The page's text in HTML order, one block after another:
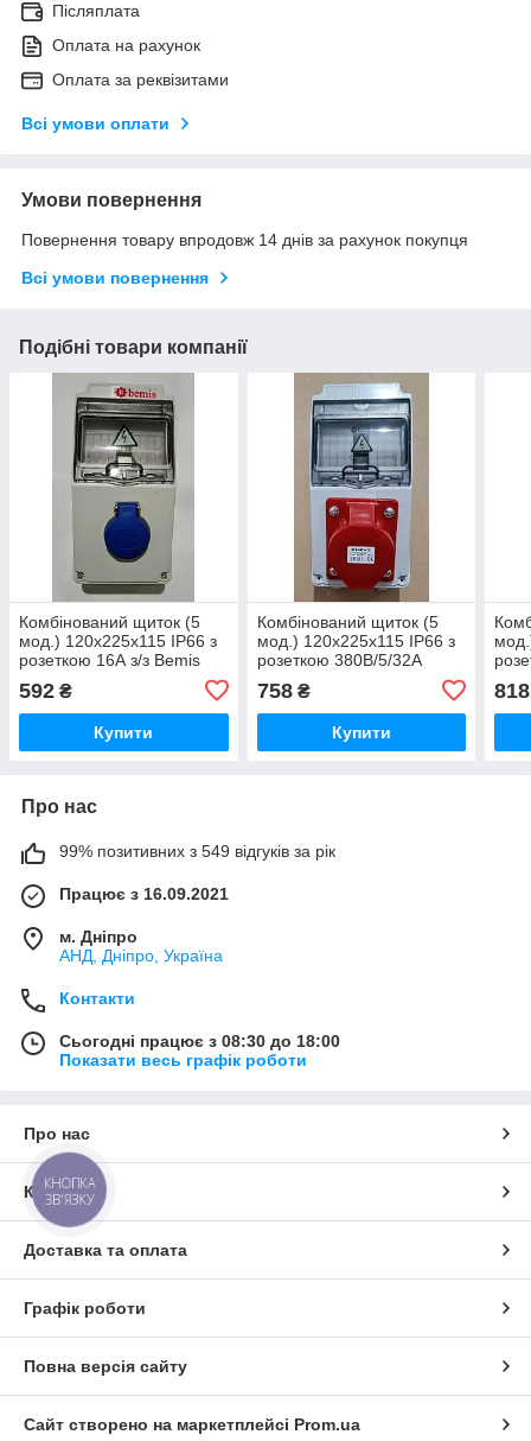
Післяплата
Оплата на рахунок
Оплата за реквізитами
Всі умови оплати
Умови повернення
Повернення товару впродовж 14 днів за рахунок покупця
Всі умови повернення
Подібні товари компанії
Комбінований щиток (5
мод.) 120x225x115 IP66 з
розеткою 16А з/з Bemis
592 ₴
Купити
Комбінований щиток (5
мод.) 120x225x115 IP66 з
розеткою 380В/5/32А
758₴
Купити
818
Про нас
99% позитивних з 549 відгуків за рік
Працює з 16.09.2021
м. Дніпро
АНД, Дніпро, Україна
Контакти
Сьогодні працює з 08:30 до 18:00
Показати весь графік роботи
Про нас
Контакти
Доставка та оплата
Графік роботи
Повна версія сайту
Сайт створено на маркетплейсі Prom.ua
КНОПКА
ЗВ'ЯЗКУ